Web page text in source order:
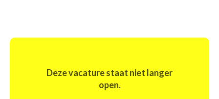
Deze vacature staat niet langer
open.